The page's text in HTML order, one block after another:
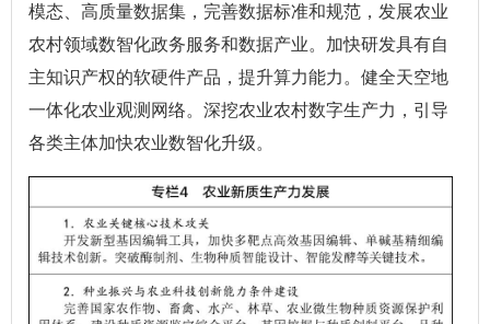
模态、高质量数据集，完善数据标准和规范，发展农业
农村领域数智化政务服务和数据产业。加快研发具有自
主知识产权的软硬件产品，提升算力能力。健全天空地
一体化农业观测网络。深挖农业农村数字生产力，引导
各类主体加快农业数智化升级。